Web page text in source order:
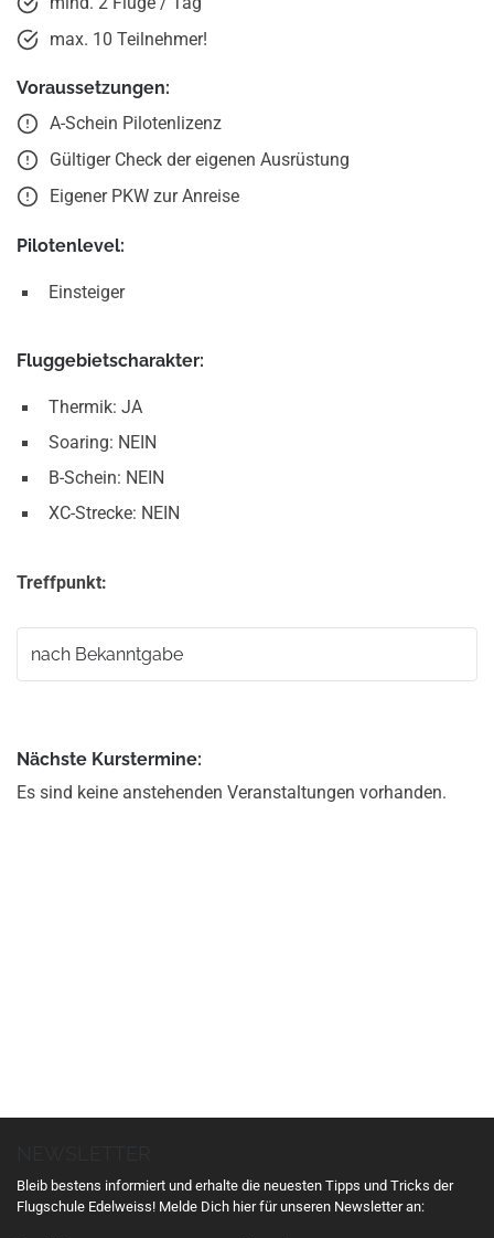
max. 10 Teilnehmer!
Voraussetzungen:
A-Schein Pilotenlizenz
Gültiger Check der eigenen Ausrüstung
Eigener PKW zur Anreise
Pilotenlevel:
Einsteiger
Fluggebietscharakter:
Thermik: JA
Soaring: NEIN
B-Schein: NEIN
XC-Strecke: NEIN
Treffpunkt:
nach Bekanntgabe
Nächste Kurstermine:
Es sind keine anstehenden Veranstaltungen vorhanden.
n
g
Bleib bestens informiert und erhalte die neuesten Tipps und Tricks der
Flugschule Edelweiss! Melde Dich hier für unseren Newsletter an: